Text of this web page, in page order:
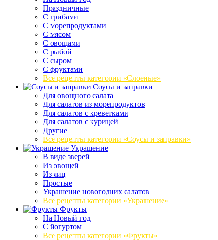
Праздничные
С грибами
С морепродуктами
С мясом
С овощами
С рыбой
С сыром
С фруктами
Все рецепты категории «Слоеные»
Соусы и заправки
Для овощного салата
Для салатов из морепродуктов
Для салатов с креветками
Для салатов с курицей
Другие
Все рецепты категории «Соусы и заправки»
Украшение
В виде зверей
Из овощей
Из яиц
Простые
Украшение новогодних салатов
Все рецепты категории «Украшение»
Фрукты
На Новый год
С йогуртом
Все рецепты категории «Фрукты»